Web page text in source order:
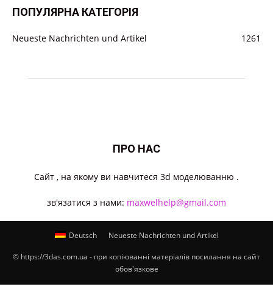
ПОПУЛЯРНА КАТЕГОРІЯ
Neueste Nachrichten und Artikel 1261
ПРО НАС
Cайт , на якому ви навчитеся 3d моделюванню .
зв'язатися з нами: maxwelhelp@gmail.com
Deutsch Neueste Nachrichten und Artikel
© https://3das.com.ua - при копіюванні матеріалів посилання на сайт
обов'язкове